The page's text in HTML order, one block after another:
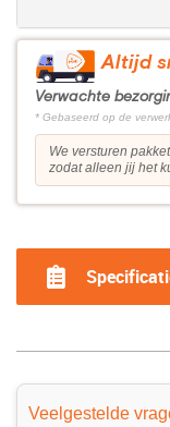
Altijd
Verwachte
* Gebaseerd op de
We versturen
zodat alleen jij het
Veelgestelde